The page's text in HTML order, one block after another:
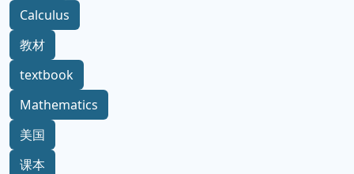
Calculus
教材
textbook
Mathematics
美国
课本